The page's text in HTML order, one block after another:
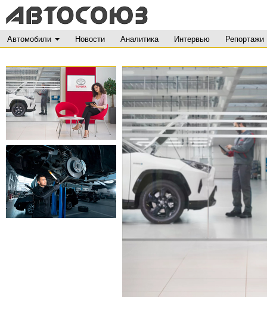
Автомобили Новости Аналитика Интервью Репортажи